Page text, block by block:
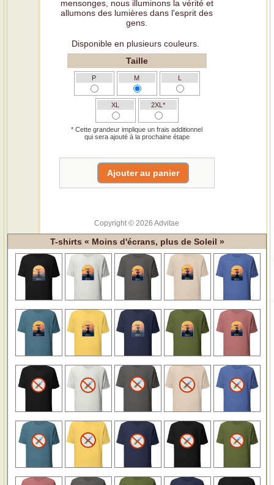
mensonges, nous illuminons la vérité et
allumons des lumières dans l'esprit des
gens.
Disponible en plusieurs couleurs.
Taille
P M L
XL 2XL*
* Cette grandeur implique un frais additionnel
qui sera ajouté à la prochaine étape
Copyright © 2026 Advitae
T-shirts « Moins d'écrans, plus de Soleil »